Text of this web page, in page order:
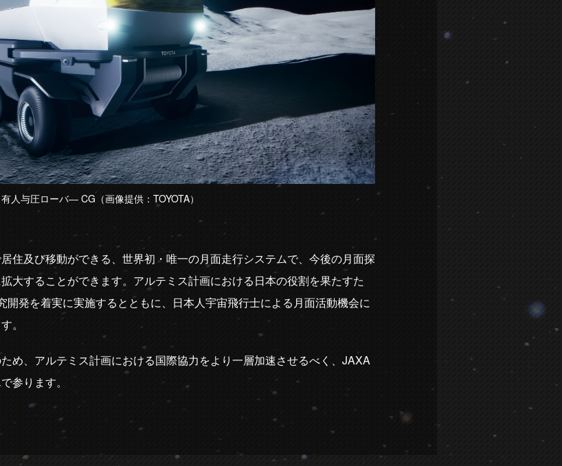
有人与圧ローバ― CG（画像提供：TOYOTA）
住及び移動ができる、世界初・唯一の月面走行システムで、今後の月面探
大することができます。アルテミス計画における日本の役割を果たすた
発を着実に実施するとともに、日本人宇宙飛行士による月面活動機会に
。
め、アルテミス計画における国際協力をより一層加速させるべく、JAXA
参ります。